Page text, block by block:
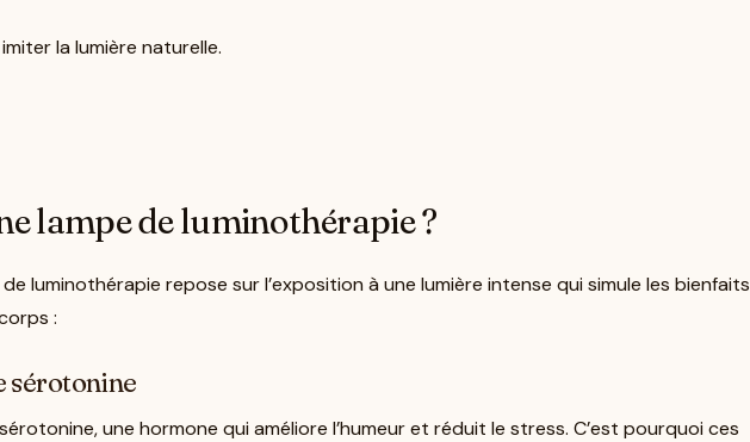
la lumière naturelle.
lampe de luminothérapie ?
luminothérapie repose sur l’exposition à une lumière intense qui simule les bienfaits
:
sérotonine
une hormone qui améliore l’humeur et réduit le stress. C’est pourquoi ces